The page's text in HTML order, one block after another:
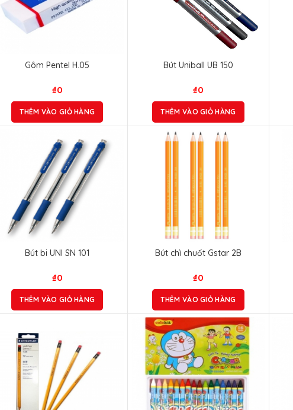
Gôm Pentel H.05
₫0
THÊM VÀO GIỎ HÀNG
Bút Uniball UB 150
₫0
THÊM VÀO GIỎ HÀNG
Bút bi UNI SN 101
₫0
THÊM VÀO GIỎ HÀNG
Bút chì chuốt Gstar 2B
₫0
THÊM VÀO GIỎ HÀNG